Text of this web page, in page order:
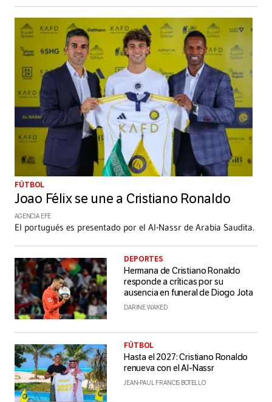
FÚTBOL
Joao Félix se une a Cristiano Ronaldo
AGENCIA EFE
El portugués es presentado por el Al-Nassr de Arabia Saudita.
DEPORTES
Hermana de Cristiano Ronaldo
responde a críticas por su
ausencia en funeral de Diogo Jota
DARINE WAKED
FÚTBOL
Hasta el 2027: Cristiano Ronaldo
renueva con el Al-Nassr
JEAN-PAUL FRANCIS BOTELLO